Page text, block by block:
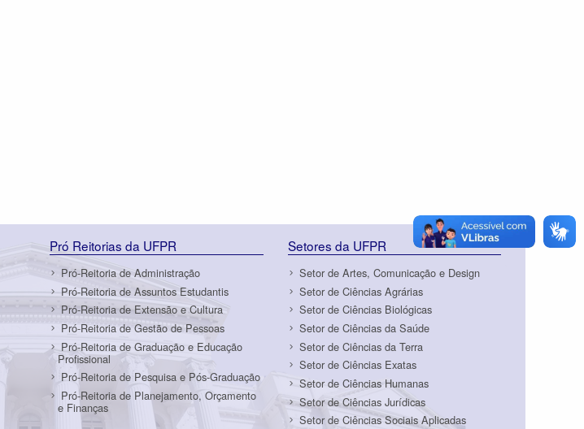
Pró Reitorias da UFPR
Pró-Reitoria de Administração
Pró-Reitoria de Assuntos Estudantis
Pró-Reitoria de Extensão e Cultura
Pró-Reitoria de Gestão de Pessoas
Pró-Reitoria de Graduação e Educação
Profissional
Pró-Reitoria de Pesquisa e Pós-Graduação
Pró-Reitoria de Planejamento, Orçamento
e Finanças
Setores da UFPR
Setor de Artes, Comunicação e Design
Setor de Ciências Agrárias
Setor de Ciências Biológicas
Setor de Ciências da Saúde
Setor de Ciências da Terra
Setor de Ciências Exatas
Setor de Ciências Humanas
Setor de Ciências Jurídicas
Setor de Ciências Sociais Aplicadas